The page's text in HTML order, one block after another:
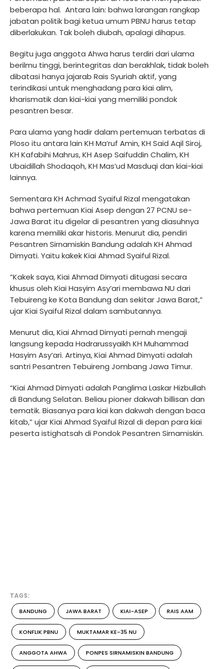
beberapa hal. Antara lain: bahwa larangan rangkap
jabatan politik bagi ketua umum PBNU harus tetap
diberlakukan. Tak boleh diubah, apalagi dihapus.
Begitu juga anggota Ahwa harus terdiri dari ulama
berilmu tinggi, berintegritas dan berakhlak, tidak boleh
dibatasi hanya jajarab Rais Syuriah aktif, yang
terindikasi untuk menghadang para kiai alim,
kharismatik dan kiai-kiai yang memiliki pondok
pesantren besar.
Para ulama yang hadir dalam pertemuan terbatas di
Ploso itu antara lain KH Ma’ruf Amin, KH Said Aqil Siroj,
KH Kafabihi Mahrus, KH Asep Saifuddin Chalim, KH
Ubaidillah Shodaqoh, KH Mas’ud Masduqi dan kiai-kiai
lainnya.
Sementara KH Achmad Syaiful Rizal mengatakan
bahwa pertemuan Kiai Asep dengan 27 PCNU se-
Jawa Barat itu digelar di pesantren yang diasuhnya
karena memiliki akar historis. Menurut dia, pendiri
Pesantren Sirnamiskin Bandung adalah KH Ahmad
Dimyati. Yaitu kakek Kiai Ahmad Syaiful Rizal.
“Kakek saya, Kiai Ahmad Dimyati ditugasi secara
khusus oleh Kiai Hasyim Asy’ari membawa NU dari
Tebuireng ke Kota Bandung dan sekitar Jawa Barat,”
ujar Kiai Syaiful Rizal dalam sambutannya.
Menurut dia, Kiai Ahmad Dimyati pernah mengaji
langsung kepada Hadrarussyaikh KH Muhammad
Hasyim Asy’ari. Artinya, Kiai Ahmad Dimyati adalah
santri Pesantren Tebuireng Jombang Jawa Timur.
“Kiai Ahmad Dimyati adalah Panglima Laskar Hizbullah
di Bandung Selatan. Beliau pioner dakwah billisan dan
tematik. Biasanya para kiai kan dakwah dengan baca
kitab,” ujar Kiai Ahmad Syaiful Rizal di depan para kiai
peserta istighatsah di Pondok Pesantren Sirnamiskin.
TAGS:
BANDUNG JAWA BARAT KIAI-ASEP RAIS AAM
KONFLIK PBNU MUKTAMAR KE-35 NU
ANGGOTA AHWA PONPES SIRNAMISKIN BANDUNG